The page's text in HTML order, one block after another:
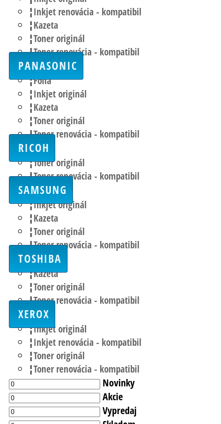
Inkjet renovácia - kompatibil
Kazeta
Toner originál
Toner renovácia - kompatibil
PANASONIC
Fólia
Inkjet originál
Kazeta
Toner originál
Toner renovácia - kompatibil
RICOH
Toner originál
Toner renovácia - kompatibil
SAMSUNG
Inkjet originál
Kazeta
Toner originál
Toner renovácia - kompatibil
TOSHIBA
Kazeta
Toner originál
Toner renovácia - kompatibil
XEROX
Inkjet originál
Inkjet renovácia - kompatibil
Toner originál
Toner renovácia - kompatibil
Novinky
Akcie
Vypredaj